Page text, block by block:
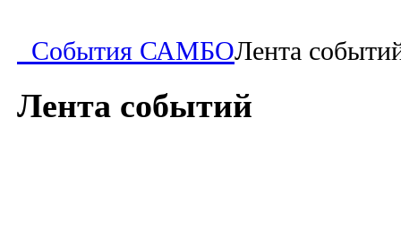
События САМБОЛента
Лента событий